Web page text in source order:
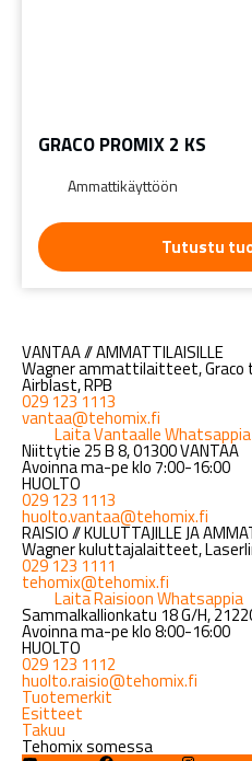
GRACO PROMIX 2 KS
Ammattikäyttöön
Tutustu
VANTAA // AMMATTILAISILLE
Wagner ammattilaitteet,
Airblast, RPB
029 123 1113
vantaa@tehomix.fi
Laita Vantaalle Whatsappia
Niittytie 25 B 8, 01300 VANTAA
Avoinna ma-pe klo 7:00-16:00
HUOLTO
029 123 1113
huolto.vantaa@tehomix.fi
RAISIO // KULUTTAJILLE JA
Wagner kuluttajalaitteet,
029 123 1111
tehomix@tehomix.fi
Laita Raisioon Whatsappia
Sammalkallionkatu 18 G/H,
Avoinna ma-pe klo 8:00-16:00
HUOLTO
029 123 1112
huolto.raisio@tehomix.fi
Tuotemerkit
Esitteet
Takuu
Tehomix somessa